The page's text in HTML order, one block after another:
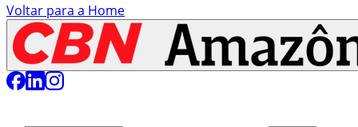
Voltar para a Home